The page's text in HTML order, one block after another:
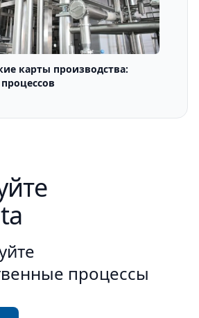
карты производства:
процессы